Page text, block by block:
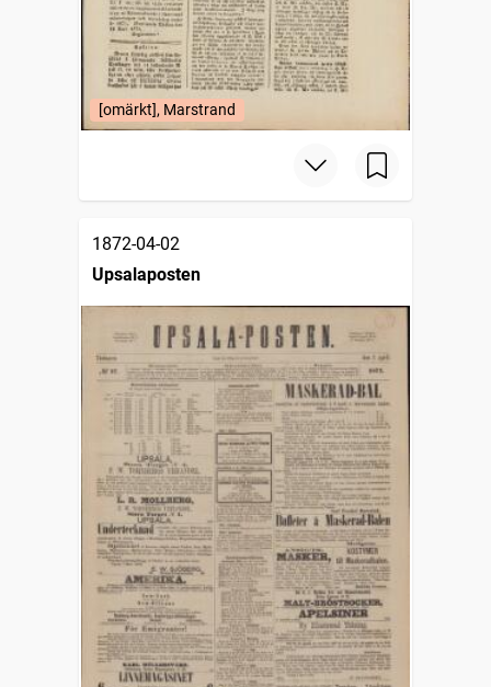
[omärkt], Marstrand
1872-04-02
Upsalaposten